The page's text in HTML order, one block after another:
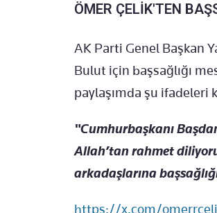
ÖMER ÇELİK'TEN
AK Parti Genel Başkan
Bulut için başsağlığı
paylaşımda şu ifadeleri
"Cumhurbaşkanı
Allah’tan rahmet
arkadaşlarına
https://x.com/